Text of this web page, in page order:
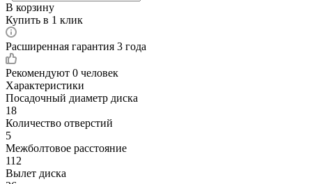
В корзину
Купить в 1 клик
Расширенная гарантия 3 года
Рекомендуют 0 человек
Характеристики
Посадочный диаметр диска
18
Количество отверстий
5
Межболтовое расстояние
112
Вылет диска